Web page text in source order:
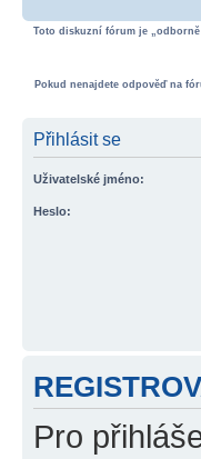
Toto diskuzní fórum je
Pokud nenajdete odpověď na
Přihlásit se
Uživatelské jméno:
Heslo:
Pro